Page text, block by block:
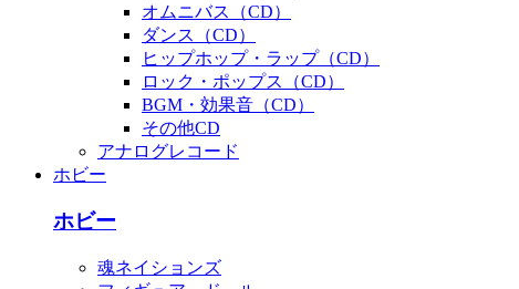
オムニバス（CD）
ダンス（CD）
ヒップホップ・ラップ（CD）
ロック・ポップス（CD）
BGM・効果音（CD）
その他CD
アナログレコード
ホビー
ホビー
魂ネイションズ